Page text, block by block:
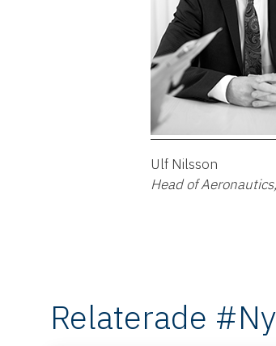
Ulf Nilsson
Head of
Relaterade